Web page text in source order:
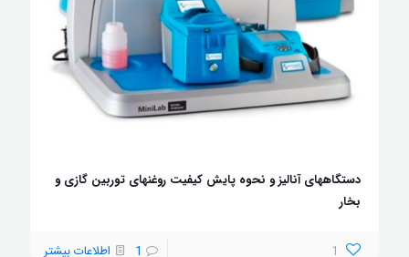
دستگاههای آنالیز و نحوه پایش کیفیت روغنهای توربین گازی و
بخار
1
1 اطلاعات بیشتر